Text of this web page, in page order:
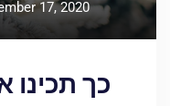
17, 2020